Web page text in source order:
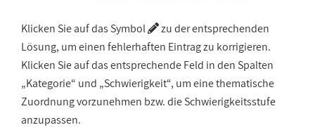
Klicken Sie auf das Symbol
zu der entsprechenden
Lösung, um einen fehlerhaften Eintrag zu korrigieren.
Klicken Sie auf das entsprechende Feld in den Spalten
„Kategorie“ und „Schwierigkeit“, um eine thematische
Zuordnung vorzunehmen bzw. die Schwierigkeitsstufe
anzupassen.